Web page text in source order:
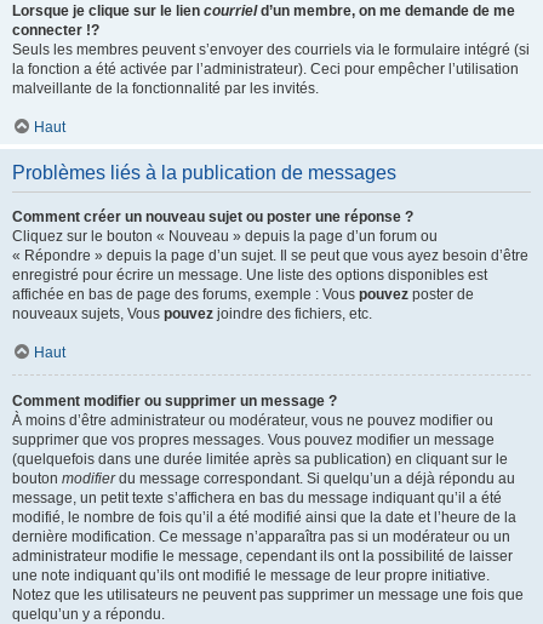
Lorsque je clique sur le lien courrield’un membre, on me demande de me
connecter !?
Seuls les membres peuvent s’envoyer des courriels via le formulaire intégré (si
la fonction a été activée par l’administrateur). Ceci pour empêcher l’utilisation
malveillante de la fonctionnalité par les invités.
Haut
Problèmes liés à la publication de messages
Comment créer un nouveau sujet ou poster une réponse ?
Cliquez sur le bouton « Nouveau » depuis la page d’un forum ou
« Répondre » depuis la page d’un sujet. Il se peut que vous ayez besoin d’être
enregistré pour écrire un message. Une liste des options disponibles est
affichée en bas de page des forums, exemple : Vous pouvez poster de
nouveaux sujets, Vous pouvez joindre des fichiers, etc.
Haut
Comment modifier ou supprimer un message ?
À moins d’être administrateur ou modérateur, vous ne pouvez modifier ou
supprimer que vos propres messages. Vous pouvez modifier un message
(quelquefois dans une durée limitée après sa publication) en cliquant sur le
bouton modifierdu message correspondant. Si quelqu’un a déjà répondu au
message, un petit texte s’affichera en bas du message indiquant qu’il a été
modifié, le nombre de fois qu’il a été modifié ainsi que la date et l’heure de la
dernière modification. Ce message n’apparaîtra pas si un modérateur ou un
administrateur modifie le message, cependant ils ont la possibilité de laisser
une note indiquant qu’ils ont modifié le message de leur propre initiative.
Notez que les utilisateurs ne peuvent pas supprimer un message une fois que
quelqu’un y a répondu.